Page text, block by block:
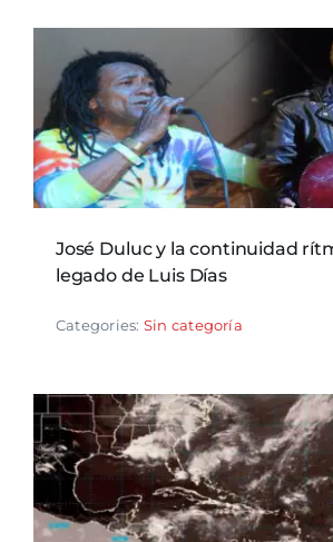
José Duluc y la continuidad
legado de Luis Días
Categories: Sin categoría